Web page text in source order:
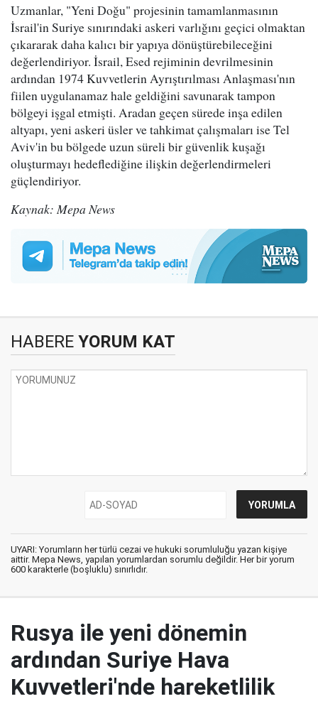
Uzmanlar, "Yeni Doğu" projesinin tamamlanmasının
İsrail'in Suriye sınırındaki askeri varlığını geçici olmaktan
çıkararak daha kalıcı bir yapıya dönüştürebileceğini
değerlendiriyor. İsrail, Esed rejiminin devrilmesinin
ardından 1974 Kuvvetlerin Ayrıştırılması Anlaşması'nın
fiilen uygulanamaz hale geldiğini savunarak tampon
bölgeyi işgal etmişti. Aradan geçen sürede inşa edilen
altyapı, yeni askeri üsler ve tahkimat çalışmaları ise Tel
Aviv'in bu bölgede uzun süreli bir güvenlik kuşağı
oluşturmayı hedeflediğine ilişkin değerlendirmeleri
güçlendiriyor.
Kaynak: Mepa News
HABERE YORUM KAT
UYARI: Yorumların her türlü cezai ve hukuki sorumluluğu yazan kişiye
aittir. Mepa News, yapılan yorumlardan sorumlu değildir. Her bir yorum
600 karakterle (boşluklu) sınırlıdır.
Rusya ile yeni dönemin
ardından Suriye Hava
Kuvvetleri'nde hareketlilik